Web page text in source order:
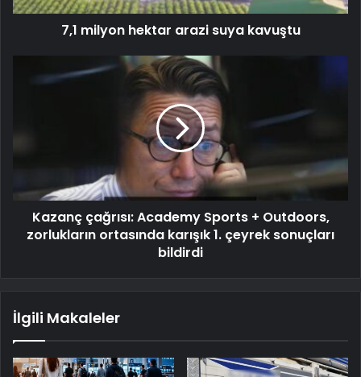
7,1 milyon hektar arazi suya kavuştu
Kazanç çağrısı: Academy Sports + Outdoors,
zorlukların ortasında karışık 1. çeyrek sonuçları
bildirdi
İlgili Makaleler